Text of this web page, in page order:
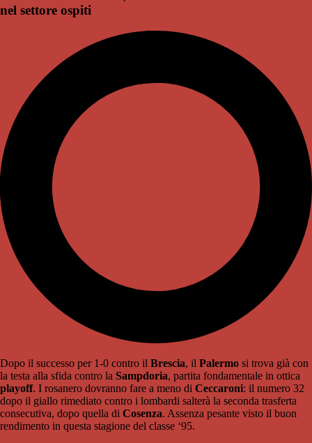
nel settore ospiti
Dopo il successo per 1-0 contro il Brescia, il Palermo si trova già con
la testa alla sfida contro la Sampdoria, partita fondamentale in ottica
playoff. I rosanero dovranno fare a meno di Ceccaroni: il numero 32
dopo il giallo rimediato contro i lombardi salterà la seconda trasferta
consecutiva, dopo quella di Cosenza. Assenza pesante visto il buon
rendimento in questa stagione del classe ‘95.